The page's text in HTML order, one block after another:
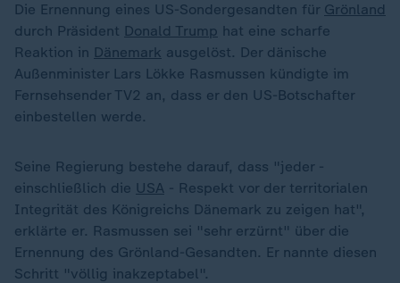
Die Ernennung eines US-Sondergesandten für Grönland
durch Präsident Donald Trump hat eine scharfe
Reaktion in Dänemark ausgelöst. Der dänische
Außenminister Lars Lökke Rasmussen kündigte im
Fernsehsender TV2 an, dass er den US-Botschafter
einbestellen werde.
Seine Regierung bestehe darauf, dass "jeder -
einschließlich die USA - Respekt vor der territorialen
Integrität des Königreichs Dänemark zu zeigen hat",
erklärte er. Rasmussen sei "sehr erzürnt" über die
Ernennung des Grönland-Gesandten. Er nannte diesen
Schritt "völlig inakzeptabel".